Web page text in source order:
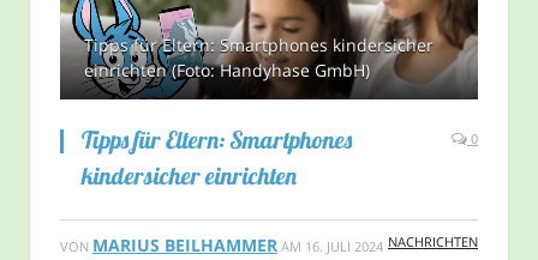
Tipps für Eltern: Smartphones kindersicher
einrichten (Foto: Handyhase GmbH)
Tipps für Eltern: Smartphones
kindersicher einrichten
0
VON MARIUS BEILHAMMER AM 16. JULI 2024 NACHRICHTEN